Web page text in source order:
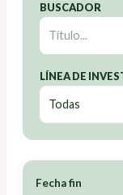
BUSCADOR
LÍNEA DE
Fecha fin